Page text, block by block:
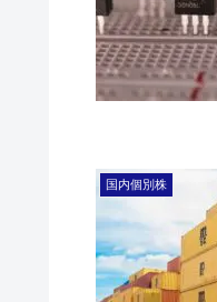
国内個別株